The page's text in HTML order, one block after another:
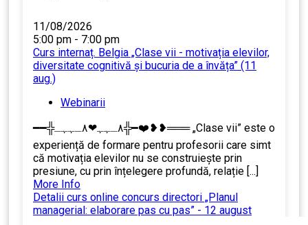
11/08/2026
5:00 pm - 7:00 pm
Curs internaț. Belgia „Clase vii - motivația elevilor,
diversitate cognitivă și bucuria de a învăța” (11
aug.)
Webinarii
━━╬٨ـﮩﮩ❤٨ـﮩﮩـ╬━❤️❥❥═══ „Clase vii” este o
experiență de formare pentru profesorii care simt
că motivația elevilor nu se construiește prin
presiune, cu prin înțelegere profundă, relație [...]
More Info
Detalii curs online concurs directori „Planul
managerial: elaborare pas cu pas” - 12 august